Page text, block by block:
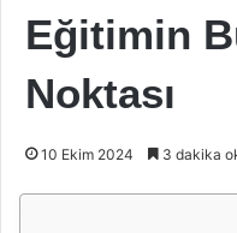
Eğitimin
Noktası
10 Ekim 2024 3 dakika